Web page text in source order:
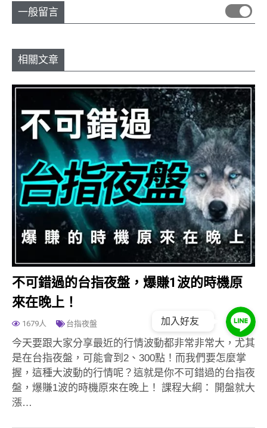
一般留言
相關文章
不可錯過的台指夜盤，爆賺1波的時機原
來在晚上！
1679人 台指夜盤
今天要跟大家分享最近的行情波動都非常非常大，尤其
是在台指夜盤，可能會到2、300點！而我們要怎麼掌
握，這種大波動的行情呢？這就是你不可錯過的台指夜
盤，爆賺1波的時機原來在晚上！ 課程大綱： 開盤就大
漲…
加入好友